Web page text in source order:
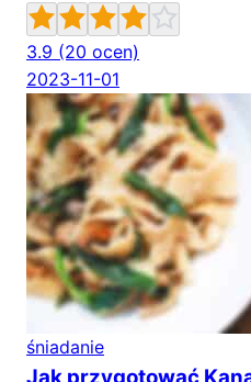
3.9 (20 ocen)
2023-11-01
śniadanie